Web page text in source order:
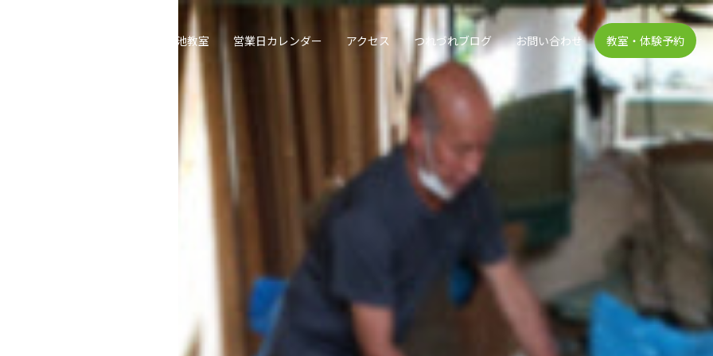
遠州流茶道大池教室 営業日カレンダー アクセス つれづれブログ お問い合わせ 教室・体験予約